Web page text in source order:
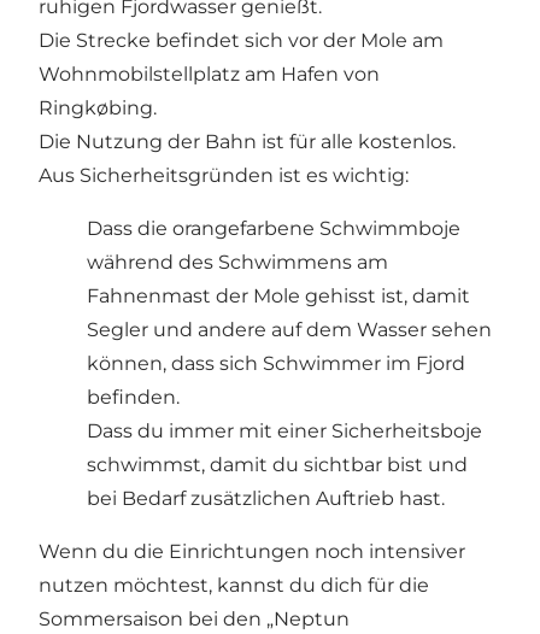
ruhigen Fjordwasser genießt.
Die Strecke befindet sich vor der Mole am
Wohnmobilstellplatz am Hafen von
Ringkøbing.
Die Nutzung der Bahn ist für alle kostenlos.
Aus Sicherheitsgründen ist es wichtig:
Dass die orangefarbene Schwimmboje
während des Schwimmens am
Fahnenmast der Mole gehisst ist, damit
Segler und andere auf dem Wasser sehen
können, dass sich Schwimmer im Fjord
befinden.
Dass du immer mit einer Sicherheitsboje
schwimmst, damit du sichtbar bist und
bei Bedarf zusätzlichen Auftrieb hast.
Wenn du die Einrichtungen noch intensiver
nutzen möchtest, kannst du dich für die
Sommersaison bei den „Neptun